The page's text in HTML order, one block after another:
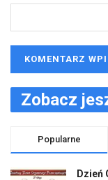
Zobacz
Popularne
Dzień